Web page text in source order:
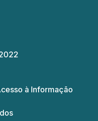
à Informação